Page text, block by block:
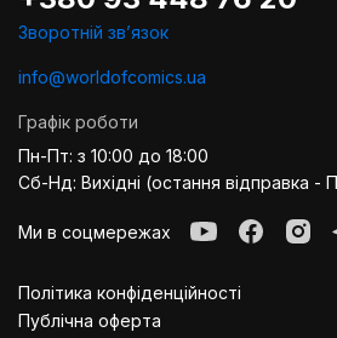
Зворотній звʼязок
info@worldofcomics.ua
Графік роботи
Пн-Пт: з 10:00 до 18:00
Сб-Нд: Вихідні (остання відправка -
Ми в соцмережах
Політика конфіденційності
Публiчна оферта